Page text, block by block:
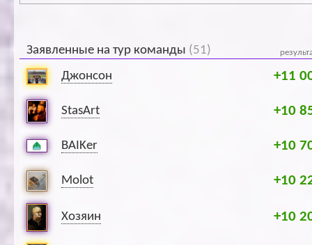
Заявленные на тур команды (51)
Джонсон +11
StasArt +10
BAIKer +10
Molot +10
Хозяин +10